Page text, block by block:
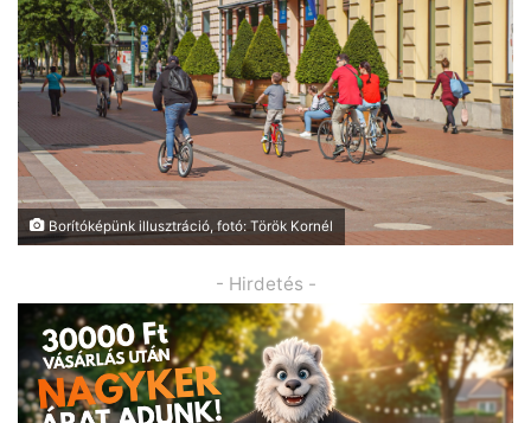
Borítóképünk illusztráció, fotó: Török Kornél
- Hirdetés -